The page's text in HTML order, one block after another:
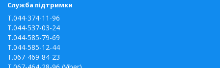
Служба підтримки
T.044-374-11-96
T.044-537-03-24
T.044-585-79-69
T.044-585-12-44
T.067-469-84-23